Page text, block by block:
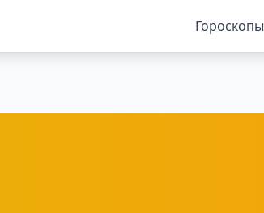
Гороскопы